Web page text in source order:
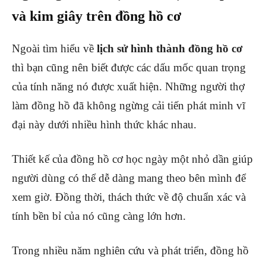
và kim giây trên đồng hồ cơ
Ngoài tìm hiểu về lịch sử hình thành đồng hồ cơ
thì bạn cũng nên biết được các dấu mốc quan trọng
của tính năng nó được xuất hiện. Những người thợ
làm đồng hồ đã không ngừng cải tiến phát minh vĩ
đại này dưới nhiều hình thức khác nhau.
Thiết kế của đồng hồ cơ học ngày một nhỏ dần giúp
người dùng có thể dễ dàng mang theo bên mình để
xem giờ. Đồng thời, thách thức về độ chuẩn xác và
tính bền bỉ của nó cũng càng lớn hơn.
Trong nhiều năm nghiên cứu và phát triển, đồng hồ